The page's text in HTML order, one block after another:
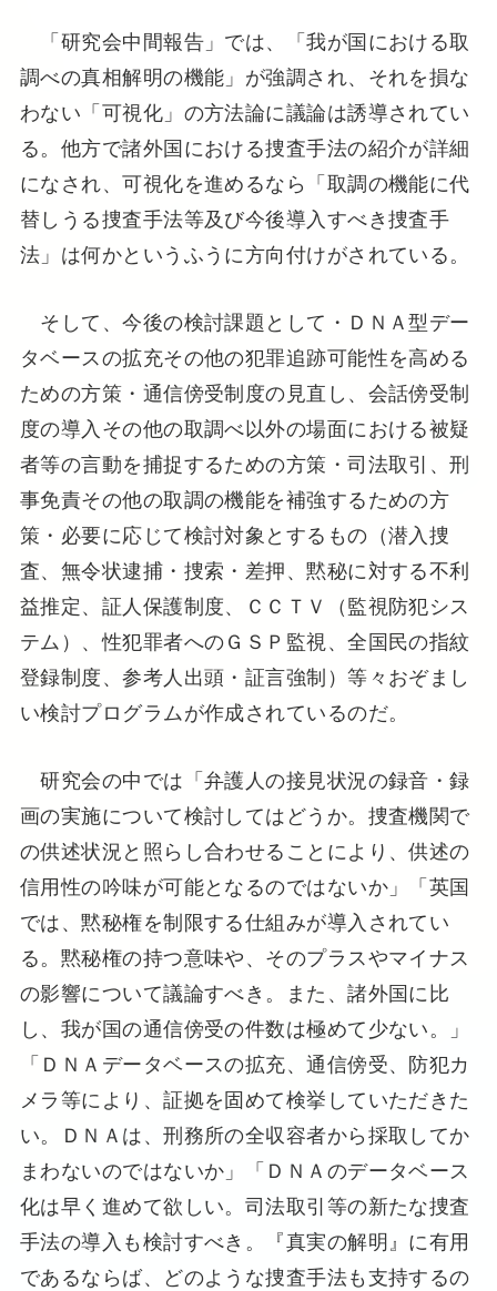
「研究会中間報告」では、「我が国における取
調べの真相解明の機能」が強調され、それを損な
わない「可視化」の方法論に議論は誘導されてい
る。他方で諸外国における捜査手法の紹介が詳細
になされ、可視化を進めるなら「取調の機能に代
替しうる捜査手法等及び今後導入すべき捜査手
法」は何かというふうに方向付けがされている。
そして、今後の検討課題として・ＤＮＡ型デー
タベースの拡充その他の犯罪追跡可能性を高める
ための方策・通信傍受制度の見直し、会話傍受制
度の導入その他の取調べ以外の場面における被疑
者等の言動を捕捉するための方策・司法取引、刑
事免責その他の取調の機能を補強するための方
策・必要に応じて検討対象とするもの（潜入捜
査、無令状逮捕・捜索・差押、黙秘に対する不利
益推定、証人保護制度、ＣＣＴＶ（監視防犯シス
テム）、性犯罪者へのＧＳＰ監視、全国民の指紋
登録制度、参考人出頭・証言強制）等々おぞまし
い検討プログラムが作成されているのだ。
研究会の中では「弁護人の接見状況の録音・録
画の実施について検討してはどうか。捜査機関で
の供述状況と照らし合わせることにより、供述の
信用性の吟味が可能となるのではないか」「英国
では、黙秘権を制限する仕組みが導入されてい
る。黙秘権の持つ意味や、そのプラスやマイナス
の影響について議論すべき。また、諸外国に比
し、我が国の通信傍受の件数は極めて少ない。」
「ＤＮＡデータベースの拡充、通信傍受、防犯カ
メラ等により、証拠を固めて検挙していただきた
い。ＤＮＡは、刑務所の全収容者から採取してか
まわないのではないか」「ＤＮＡのデータベース
化は早く進めて欲しい。司法取引等の新たな捜査
手法の導入も検討すべき。『真実の解明』に有用
であるならば、どのような捜査手法も支持するの